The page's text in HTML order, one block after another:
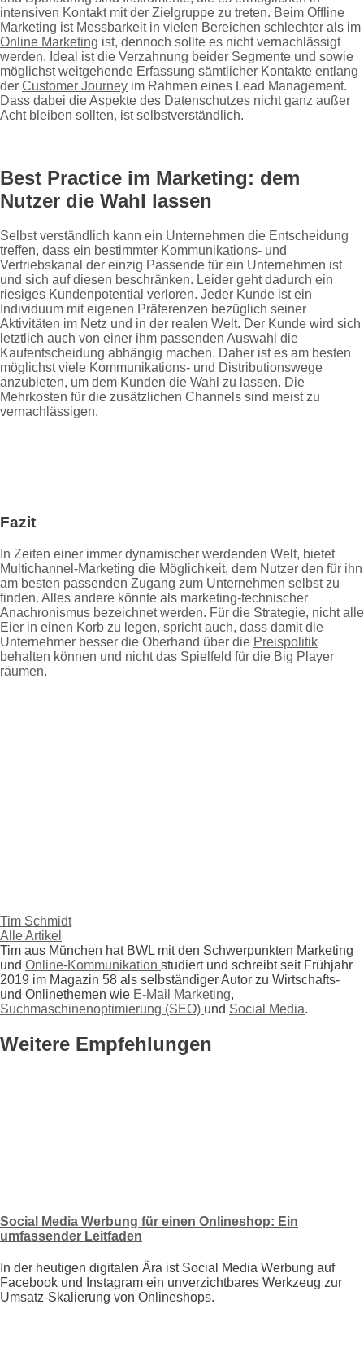
intensiven Kontakt mit der Zielgruppe zu treten. Beim Offline
Marketing ist Messbarkeit in vielen Bereichen schlechter als im
Online Marketing ist, dennoch sollte es nicht vernachlässigt
werden. Ideal ist die Verzahnung beider Segmente und sowie
möglichst weitgehende Erfassung sämtlicher Kontakte entlang
der Customer Journey im Rahmen eines Lead Management.
Dass dabei die Aspekte des Datenschutzes nicht ganz außer
Acht bleiben sollten, ist selbstverständlich.
Best Practice im Marketing: dem
Nutzer die Wahl lassen
Selbst verständlich kann ein Unternehmen die Entscheidung
treffen, dass ein bestimmter Kommunikations- und
Vertriebskanal der einzig Passende für ein Unternehmen ist
und sich auf diesen beschränken. Leider geht dadurch ein
riesiges Kundenpotential verloren. Jeder Kunde ist ein
Individuum mit eigenen Präferenzen bezüglich seiner
Aktivitäten im Netz und in der realen Welt. Der Kunde wird sich
letztlich auch von einer ihm passenden Auswahl die
Kaufentscheidung abhängig machen. Daher ist es am besten
möglichst viele Kommunikations- und Distributionswege
anzubieten, um dem Kunden die Wahl zu lassen. Die
Mehrkosten für die zusätzlichen Channels sind meist zu
vernachlässigen.
Fazit
In Zeiten einer immer dynamischer werdenden Welt, bietet
Multichannel-Marketing die Möglichkeit, dem Nutzer den für ihn
am besten passenden Zugang zum Unternehmen selbst zu
finden. Alles andere könnte als marketing-technischer
Anachronismus bezeichnet werden. Für die Strategie, nicht alle
Eier in einen Korb zu legen, spricht auch, dass damit die
Unternehmer besser die Oberhand über die Preispolitik
behalten können und nicht das Spielfeld für die Big Player
räumen.
Tim Schmidt
Alle Artikel
Tim aus München hat BWL mit den Schwerpunkten Marketing
und Online-Kommunikation studiert und schreibt seit Frühjahr
2019 im Magazin 58 als selbständiger Autor zu Wirtschafts-
und Onlinethemen wie E-Mail Marketing,
Suchmaschinenoptimierung (SEO) und Social Media.
Weitere Empfehlungen
Social Media Werbung für einen Onlineshop: Ein
umfassender Leitfaden
In der heutigen digitalen Ära ist Social Media Werbung auf
Facebook und Instagram ein unverzichtbares Werkzeug zur
Umsatz-Skalierung von Onlineshops.